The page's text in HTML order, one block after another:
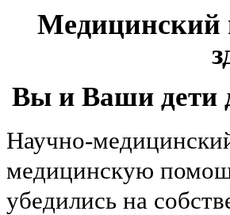
Медицинский
Вы и Ваши дети
Научно-
медицинскую
убедились на